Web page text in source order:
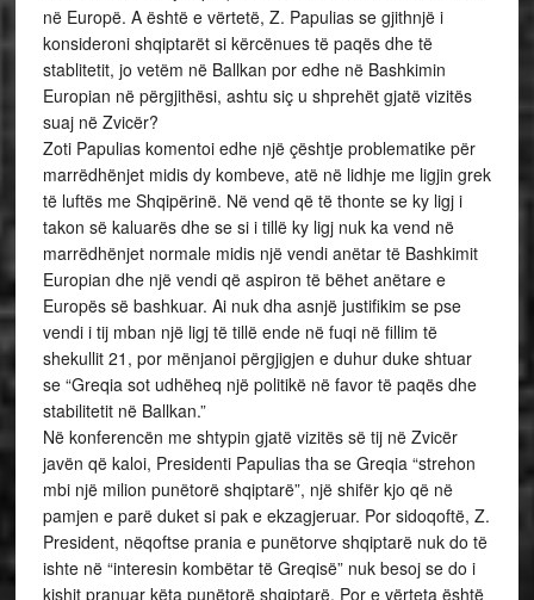
në Europë. A është e vërtetë, Z. Papulias se gjithnjë i
konsideroni shqiptarët si kërcënues të paqës dhe të
stablitetit, jo vetëm në Ballkan por edhe në Bashkimin
Europian në përgjithësi, ashtu siç u shprehët gjatë vizitës
suaj në Zvicër?
Zoti Papulias komentoi edhe një çështje problematike për
marrëdhënjet midis dy kombeve, atë në lidhje me ligjin grek
të luftës me Shqipërinë. Në vend që të thonte se ky ligj i
takon së kaluarës dhe se si i tillë ky ligj nuk ka vend në
marrëdhënjet normale midis një vendi anëtar të Bashkimit
Europian dhe një vendi që aspiron të bëhet anëtare e
Europës së bashkuar. Ai nuk dha asnjë justifikim se pse
vendi i tij mban një ligj të tillë ende në fuqi në fillim të
shekullit 21, por mënjanoi përgjigjen e duhur duke shtuar
se “Greqia sot udhëheq një politikë në favor të paqës dhe
stabilitetit në Ballkan.”
Në konferencën me shtypin gjatë vizitës së tij në Zvicër
javën që kaloi, Presidenti Papulias tha se Greqia “strehon
mbi një milion punëtorë shqiptarë”, një shifër kjo që në
pamjen e parë duket si pak e ekzagjeruar. Por sidoqoftë, Z.
President, nëqoftse prania e punëtorve shqiptarë nuk do të
ishte në “interesin kombëtar të Greqisë” nuk besoj se do i
kishit pranuar këta punëtorë shqiptarë. Por e vërteta është